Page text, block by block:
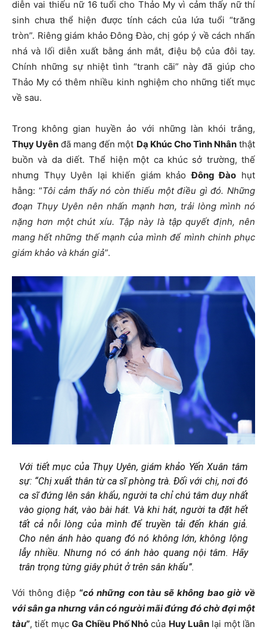
diễn vai thiếu nữ 16 tuổi cho Thảo My vì cảm thấy nữ thí
sinh chưa thể hiện được tính cách của lứa tuổi “trăng
tròn”. Riêng giám khảo Đông Đào, chị góp ý về cách nhấn
nhá và lối diễn xuất bằng ánh mắt, điệu bộ của đôi tay.
Chính những sự nhiệt tình “tranh cãi” này đã giúp cho
Thảo My có thêm nhiều kinh nghiệm cho những tiết mục
về sau.
Trong không gian huyền ảo với những làn khói trắng,
Thụy Uyên đã mang đến một Dạ Khúc Cho Tình Nhânthật
buồn và da diết. Thể hiện một ca khúc sở trường, thế
nhưng Thụy Uyên lại khiến giám khảoĐông Đào hụt
hẫng: “Tôi cảm thấy nó còn thiếu một điều gì đó. Những
đoạn Thụy Uyên nên nhấn mạnh hơn, trải lòng mình nó
nặng hơn một chút xíu. Tập này là tập quyết định, nên
mang hết những thế mạnh của mình để mình chinh phục
giám khảo và khán giả”.
Với tiết mục của Thụy Uyên, giám khảo Yến Xuân tâm
sự: “Chị xuất thân từ ca sĩ phòng trà. Đối với chị, nơi đó
ca sĩ đứng lên sân khấu, người ta chỉ chú tâm duy nhất
vào giọng hát, vào bài hát. Và khi hát, người ta đặt hết
tất cả nỗi lòng của mình để truyền tải đến khán giả.
Cho nên ánh hào quang đó nó không lớn, không lộng
lẫy nhiều. Nhưng nó có ánh hào quang nội tâm. Hãy
trân trọng từng giây phút ở trên sân khấu”.
Với thông điệp “có những con tàu sẽ không bao giờ về
với sân ga nhưng vẫn có người mãi đứng đó chờ đợi một
tàu”, tiết mục Ga Chiều Phố Nhỏ của Huy Luân lại một lần